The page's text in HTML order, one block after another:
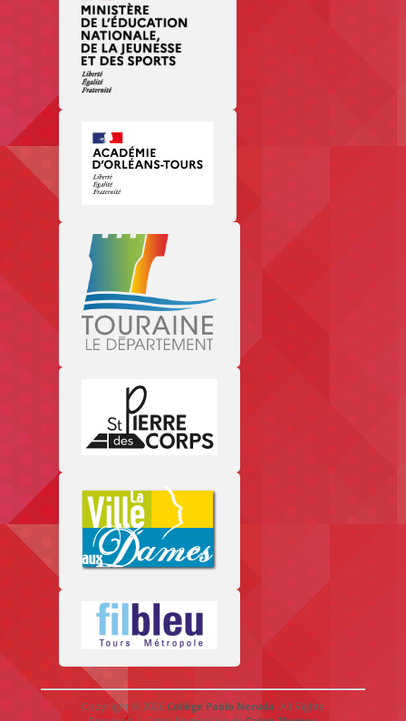
Copyright © 2026Collège Pablo Neruda. All Rights